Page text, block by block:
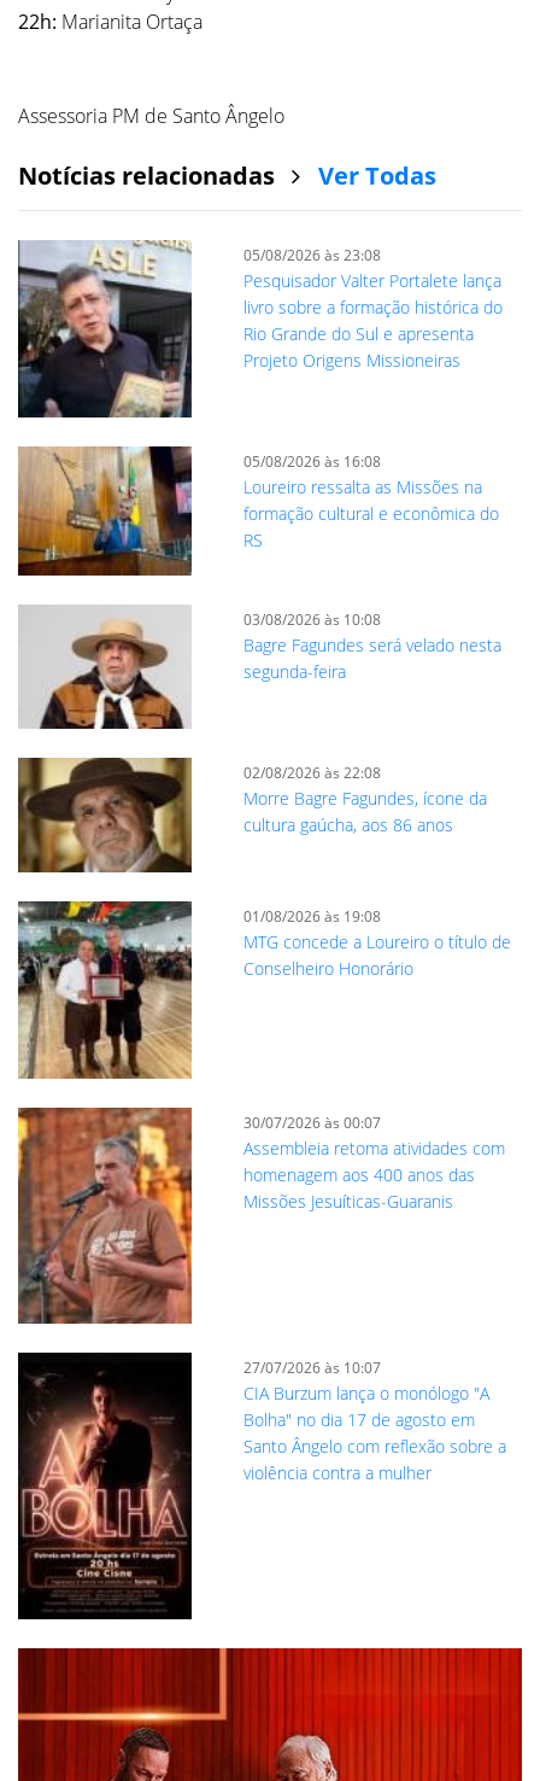
22h: Marianita Ortaça
Assessoria PM de Santo Ângelo
Notícias relacionadas Ver Todas
05/08/2026 às 23:08
Pesquisador Valter Portalete lança
livro sobre a formação histórica do
Rio Grande do Sul e apresenta
Projeto Origens Missioneiras
05/08/2026 às 16:08
Loureiro ressalta as Missões na
formação cultural e econômica do
RS
03/08/2026 às 10:08
Bagre Fagundes será velado nesta
segunda-feira
02/08/2026 às 22:08
Morre Bagre Fagundes, ícone da
cultura gaúcha, aos 86 anos
01/08/2026 às 19:08
MTG concede a Loureiro o título de
Conselheiro Honorário
30/07/2026 às 00:07
Assembleia retoma atividades com
homenagem aos 400 anos das
Missões Jesuíticas-Guaranis
27/07/2026 às 10:07
CIA Burzum lança o monólogo "A
Bolha" no dia 17 de agosto em
Santo Ângelo com reflexão sobre a
violência contra a mulher